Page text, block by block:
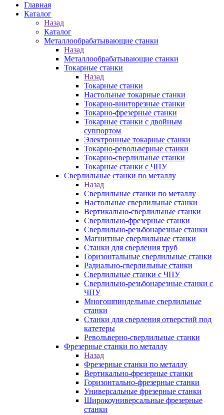
Главная
Каталог
Назад
Каталог
Металлообрабатывающие станки
Назад
Металлообрабатывающие станки
Токарные станки
Назад
Токарные станки
Настольные токарные станки
Токарно-винторезные станки
Токарно-фрезерные станки
Токарные станки с двойным
суппортом
Электронные токарные станки
Токарно-револьверные станки
Токарно-сверлильные станки
Токарные станки с ЧПУ
Сверлильные станки по металлу
Назад
Сверлильные станки по металлу
Настольные сверлильные станки
Вертикально-сверлильные станки
Сверлильно-фрезерные станки
Сверлильно-резьбонарезные станки
Магнитные сверлильные станки
Станки для сверления труб
Горизонтальные сверлильные станки
Радиально-сверлильные станки
Сверлильные станки с ЧПУ
Сверлильно-резьбонарезные станки с
ЧПУ
Многошпиндельные сверлильные
станки
Станки для сверления отверстий под
катетеры
Револьверно-сверлильные станки
Фрезерные станки по металлу
Назад
Фрезерные станки по металлу
Вертикально-фрезерные станки
Горизонтально-фрезерные станки
Универсальные фрезерные станки
Широкоуниверсальные фрезерные
станки